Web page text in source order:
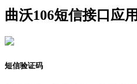
曲沃106短信接口应用
短信验证码